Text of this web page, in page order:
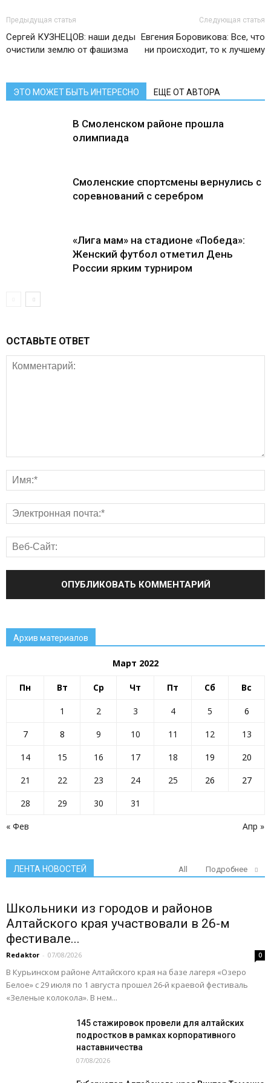
Предыдущая статья
Сергей КУЗНЕЦОВ: наши деды
очистили землю от фашизма
Следующая статья
Евгения Боровикова: Все, что
ни происходит, то к лучшему
ЭТО МОЖЕТ БЫТЬ ИНТЕРЕСНО ЕЩЕ ОТ АВТОРА
В Смоленском районе прошла
олимпиада
Смоленские спортсмены вернулись с
соревнований с серебром
«Лига мам» на стадионе «Победа»:
Женский футбол отметил День
России ярким турниром
ОСТАВЬТЕ ОТВЕТ
Архив материалов
Март 2022
Пн Вт Ср Чт Пт Сб Вс
« Фев Апр »
1 2 3 4 5
6
7
8 9 10 11 12
13
14
15 16 17 18 19
20
21
22 23 24 25 26
27
28
29 30 31
ЛЕНТА НОВОСТЕЙ All Подробнее
Школьники из городов и районов
Алтайского края участвовали в 26-м
фестивале...
Redaktor - 07/08/2026 0
В Курьинском районе Алтайского края на базе лагеря «Озеро
Белое» с 29 июля по 1 августа прошел 26‑й краевой фестиваль
«Зеленые колокола». В нем...
145 стажировок провели для алтайских
подростков в рамках корпоративного
наставничества
07/08/2026